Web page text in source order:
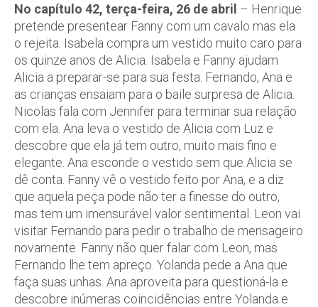
No capítulo 42, terça-feira, 26 de abril – Henrique
pretende presentear Fanny com um cavalo mas ela
o rejeita. Isabela compra um vestido muito caro para
os quinze anos de Alicia. Isabela e Fanny ajudam
Alicia a preparar-se para sua festa. Fernando, Ana e
as crianças ensaiam para o baile surpresa de Alicia.
Nicolas fala com Jennifer para terminar sua relação
com ela. Ana leva o vestido de Alicia com Luz e
descobre que ela já tem outro, muito mais fino e
elegante. Ana esconde o vestido sem que Alicia se
dê conta. Fanny vê o vestido feito por Ana, e a diz
que aquela peça pode não ter a finesse do outro,
mas tem um imensurável valor sentimental. Leon vai
visitar Fernando para pedir o trabalho de mensageiro
novamente. Fanny não quer falar com Leon, mas
Fernando lhe tem apreço. Yolanda pede a Ana que
faça suas unhas. Ana aproveita para questioná-la e
descobre inúmeras coincidências entre Yolanda e